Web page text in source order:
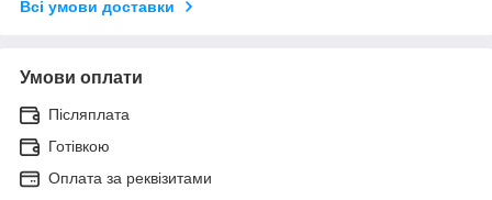
Всі умови доставки
Умови оплати
Післяплата
Готівкою
Оплата за реквізитами